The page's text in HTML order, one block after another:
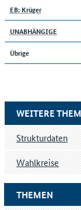
EB: Krüger
UNABHÄNGIGE
Übrige
THEMEN
WEITERE
Strukturdaten
Wahlkreise